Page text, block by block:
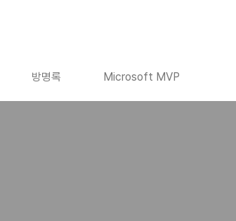
방명록 Microsoft MVP